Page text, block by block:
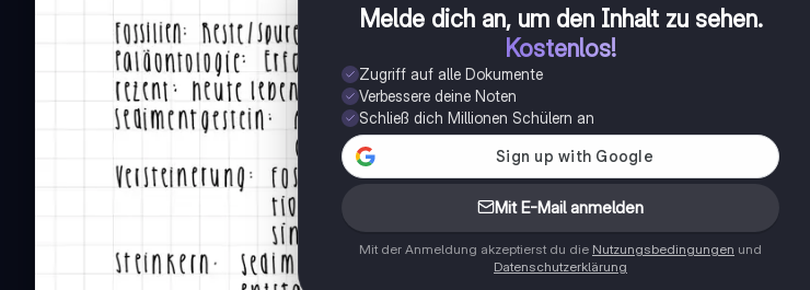
Melde dich an, um den Inhalt zu sehen.
Kostenlos!
Zugriff auf alle Dokumente
Verbessere deine Noten
Schließ dich Millionen Schülern an
Mit E-Mail anmelden
Mit der Anmeldung akzeptierst du die Nutzungsbedingungen und
Datenschutzerklärung